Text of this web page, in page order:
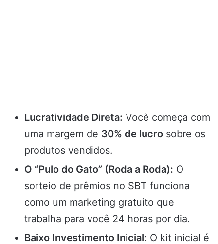
Lucratividade Direta: Você começa com
uma margem de 30% de lucro sobre os
produtos vendidos.
O “Pulo do Gato” (Roda a Roda): O
sorteio de prêmios no SBT funciona
como um marketing gratuito que
trabalha para você 24 horas por dia.
Baixo Investimento Inicial: O kit inicial é